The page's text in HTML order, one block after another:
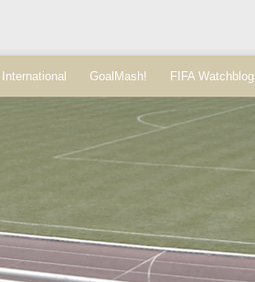
International GoalMash! FIFA Watchblog